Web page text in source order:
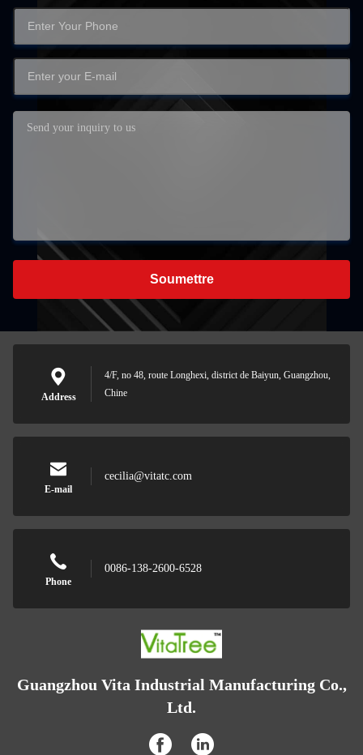
Soumettre
Address
4/F, no 48, route Longhexi, district de Baiyun, Guangzhou,
Chine
E-mail
cecilia@vitatc.com
Phone
0086-138-2600-6528
Guangzhou Vita Industrial Manufacturing Co.,
Ltd.